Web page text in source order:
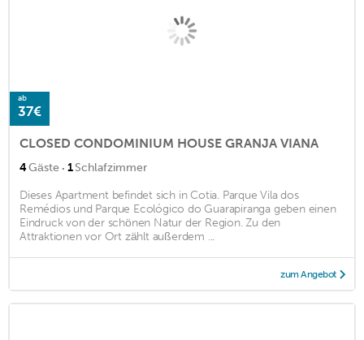
ab
37€
CLOSED CONDOMINIUM HOUSE GRANJA VIANA
4Gäste · 1Schlafzimmer
Dieses Apartment befindet sich in Cotia. Parque Vila dos
Remédios und Parque Ecológico do Guarapiranga geben einen
Eindruck von der schönen Natur der Region. Zu den
Attraktionen vor Ort zählt außerdem ...
zum Angebot